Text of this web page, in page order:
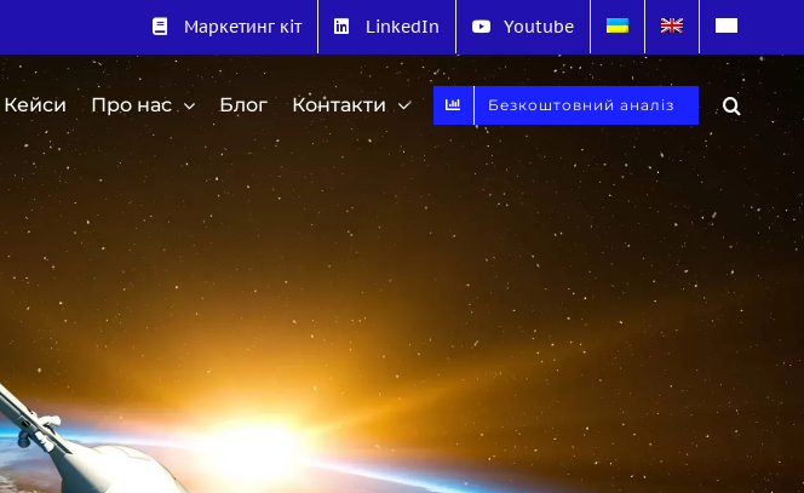
Маркетинг кіт LinkedIn Youtube
Кейси Про нас Блог Контакти Безкоштовний аналіз